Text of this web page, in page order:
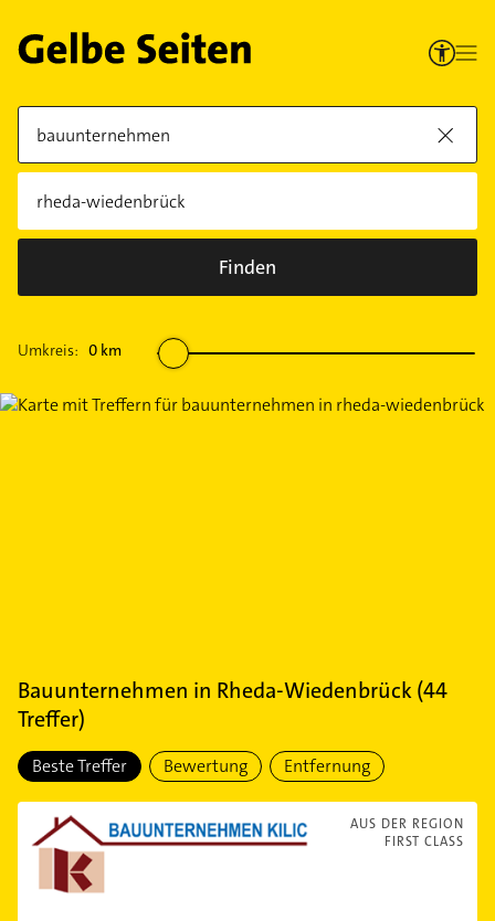
Finden
Umkreis: 0 km
Bauunternehmen in Rheda-Wiedenbrück(44
Treffer)
Beste Treffer Bewertung Entfernung
AUS DER REGION
FIRST CLASS